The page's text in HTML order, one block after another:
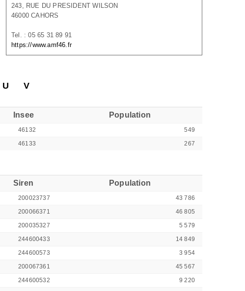
243, RUE DU PRESIDENT WILSON
46000 CAHORS
Tel. : 05 65 31 89 91
https://www.amf46.fr
U V
Insee Population
46132
549
46133 267
Siren Population
200023737
43 786
200066371
46 805
200035327
5 579
244600433
14 849
244600573
3 954
200067361
45 567
244600532
9 220